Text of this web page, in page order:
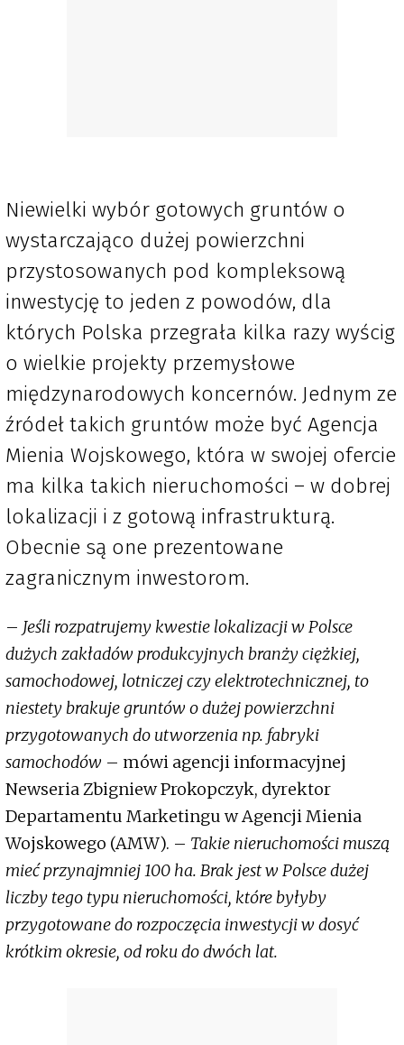
Niewielki wybór gotowych gruntów o
wystarczająco dużej powierzchni
przystosowanych pod kompleksową
inwestycję to jeden z powodów, dla
których Polska przegrała kilka razy wyścig
o wielkie projekty przemysłowe
międzynarodowych koncernów. Jednym ze
źródeł takich gruntów może być Agencja
Mienia Wojskowego, która w swojej ofercie
ma kilka takich nieruchomości – w dobrej
lokalizacji i z gotową infrastrukturą.
Obecnie są one prezentowane
zagranicznym inwestorom.
– Jeśli rozpatrujemy kwestie lokalizacji w Polsce
dużych zakładów produkcyjnych branży ciężkiej,
samochodowej, lotniczej czy elektrotechnicznej, to
niestety brakuje gruntów o dużej powierzchni
przygotowanych do utworzenia np. fabryki
samochodów – mówi agencji informacyjnej
Newseria Zbigniew Prokopczyk, dyrektor
Departamentu Marketingu w Agencji Mienia
Wojskowego (AMW). – Takie nieruchomości muszą
mieć przynajmniej 100 ha. Brak jest w Polsce dużej
liczby tego typu nieruchomości, które byłyby
przygotowane do rozpoczęcia inwestycji w dosyć
krótkim okresie, od roku do dwóch lat.